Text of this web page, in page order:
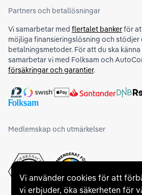
Vi använder cookies för att
vi erbjuder, öka säkerheten för
Partners och betallösningar
Vi samarbetar med flertalet bankerför
möjliga finansieringslösning och stödjer
betalningsmetoder. För att du ska
samarbetar vi med Folksam och
försäkringar och garantier.
Medlemskap och utmärkelser